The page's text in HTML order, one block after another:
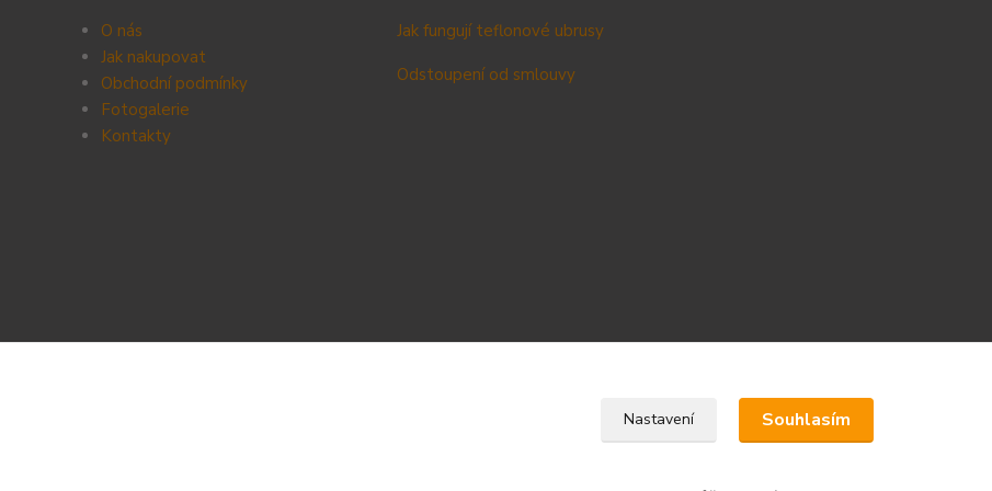
O nás
Jak nakupovat
Obchodní podmínky
Fotogalerie
Kontakty
Jak fungují teflonové ubrusy
Odstoupení od smlouvy
Upravit sběr cookies.
Nastavení Souhlasím